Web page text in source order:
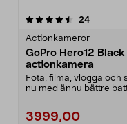
24
Actionkameror
GoPro Hero12 Black
actionkamera
Fota, filma, vlogga och
nu med ännu bättre
3999,00
5.0 av 5 stjärnor